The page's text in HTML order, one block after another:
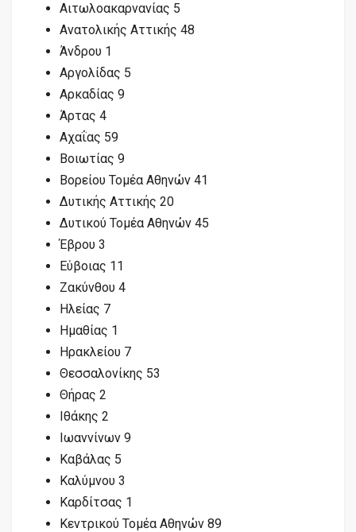
Αιτωλοακαρνανίας 5
Ανατολικής Αττικής 48
Άνδρου 1
Αργολίδας 5
Αρκαδίας 9
Άρτας 4
Αχαΐας 59
Βοιωτίας 9
Βορείου Τομέα Αθηνών 41
Δυτικής Αττικής 20
Δυτικού Τομέα Αθηνών 45
Έβρου 3
Εύβοιας 11
Ζακύνθου 4
Ηλείας 7
Ημαθίας 1
Ηρακλείου 7
Θεσσαλονίκης 53
Θήρας 2
Ιθάκης 2
Ιωαννίνων 9
Καβάλας 5
Καλύμνου 3
Καρδίτσας 1
Κεντρικού Τομέα Αθηνών 89